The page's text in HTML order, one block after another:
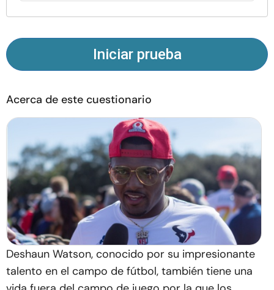
Sobre nosotros Contáctanos Escríbenos
Publicidad con
© Copyright 2026. Todos los derechos reservados.
Iniciar prueba
Acerca de este cuestionario
Deshaun Watson, conocido por su impresionante
talento en el campo de fútbol, también tiene una